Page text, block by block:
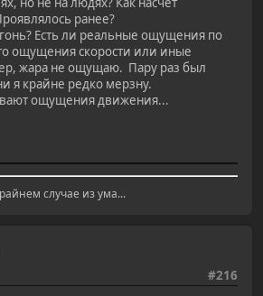
ранее?
Есть ли реальные ощущения по
ощущения скорости или иные
жара не ощущаю. Пару раз был
я крайне редко мерзну.
ощущения движения...
случае из ума...
#216